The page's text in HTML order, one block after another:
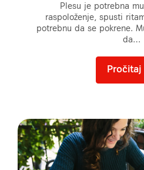
Plesu je potrebna
raspoloženje, spusti
potrebnu da se pokrene.
da…
Pročitaj